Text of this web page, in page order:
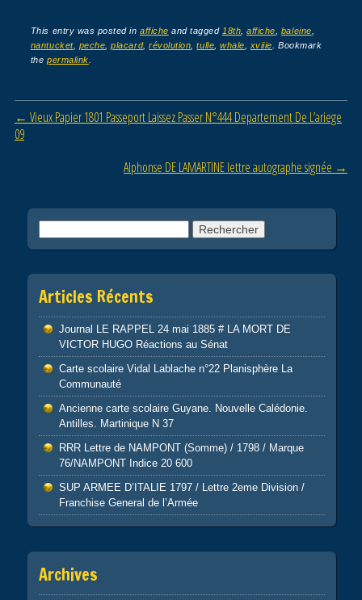
c
e
o
tt
er
ail
ta
g
This entry was posted inaffiche and tagged 18th ,affiche baleine
nantucket, peche ,placard,révolution ,tulle ,whale xviiie . Bookmark
thepermalink
Post navigation
← Vieux Papier 1801 Passeport Laissez Passer N°444 Departement De L’ariege
09
Alphonse DE LAMARTINE lettre autographe signée →
Articles Récents
Journal LE RAPPEL 24 mai 1885 # LA MORT DE
VICTOR HUGO Réactions au Sénat
Carte scolaire Vidal Lablache n°22 Planisphère La
Communauté
Ancienne carte scolaire Guyane. Nouvelle Calédonie.
Antilles. Martinique N 37
RRR Lettre de NAMPONT (Somme) / 1798 / Marque
76/NAMPONT Indice 20 600
SUP ARMEE D’ITALIE 1797 / Lettre 2eme Division /
Franchise General de l’Armée
Archives